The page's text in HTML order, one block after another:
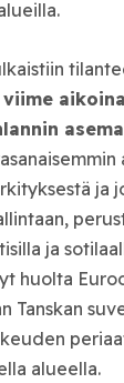
ja
ja
huolta
Tanskan
alueella.